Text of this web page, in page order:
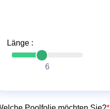
Länge :
6